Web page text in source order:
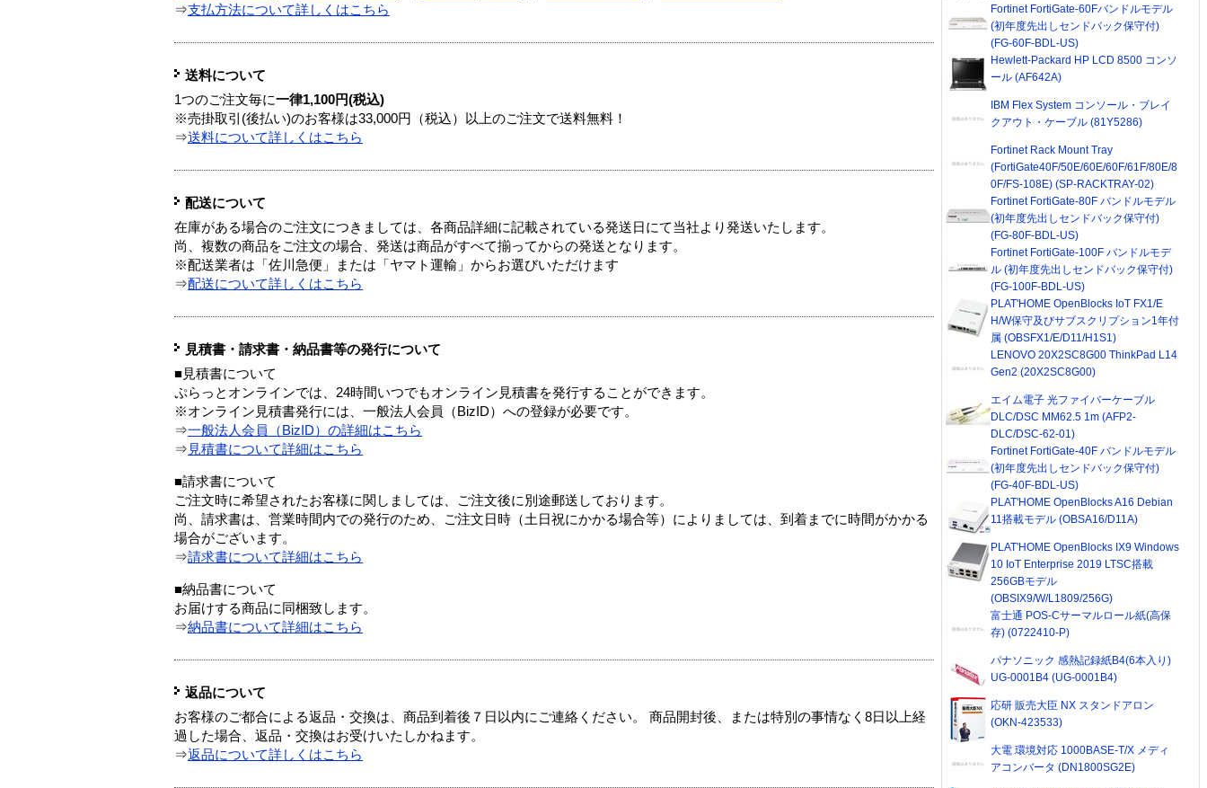
⇒支払方法について詳しくはこちら
送料について
1つのご注文毎に一律1,100円(税込)
※売掛取引(後払い)のお客様は33,000円（税込）以上のご注文で送料無料！
⇒送料について詳しくはこちら
配送について
在庫がある場合のご注文につきましては、各商品詳細に記載されている発送日にて当社より発送いたします。
尚、複数の商品をご注文の場合、発送は商品がすべて揃ってからの発送となります。
※配送業者は「佐川急便」または「ヤマト運輸」からお選びいただけます
⇒配送について詳しくはこちら
見積書・請求書・納品書等の発行について
■見積書について
ぷらっとオンラインでは、24時間いつでもオンライン見積書を発行することができます。
※オンライン見積書発行には、一般法人会員（BizID）への登録が必要です。
⇒一般法人会員（BizID）の詳細はこちら
⇒ 見積書について詳細はこちら
■請求書について
ご注文時に希望されたお客様に関しましては、ご注文後に別途郵送しております。
尚、請求書は、営業時間内での発行のため、ご注文日時（土日祝にかかる場合等）によりましては、到着までに時間がかかる
場合がございます。
⇒請求書について詳細はこちら
■納品書について
お届けする商品に同梱致します。
⇒納品書について詳細はこちら
返品について
お客様のご都合による返品・交換は、商品到着後７日以内にご連絡ください。 商品開封後、または特別の事情なく8日以上経
過した場合、返品・交換はお受けいたしかねます。
⇒返品について詳しくはこちら
Fortinet FortiGate-60Fバンドルモデル
(初年度先出しセンドバック保守付)
(FG-60F-BDL-US)
Hewlett-Packard HP LCD 8500 コンソ
ール (AF642A)
IBM Flex System コンソール・ブレイ
クアウト・ケーブル (81Y5286)
Fortinet Rack Mount Tray
(FortiGate40F/50E/60E/60F/61F/80E/8
0F/FS-108E) (SP-RACKTRAY-02)
Fortinet FortiGate-80F バンドルモデル
(初年度先出しセンドバック保守付)
(FG-80F-BDL-US)
Fortinet FortiGate-100F バンドルモデ
ル (初年度先出しセンドバック保守付)
(FG-100F-BDL-US)
PLAT'HOME OpenBlocks IoT FX1/E
H/W保守及びサブスクリプション1年付
属 (OBSFX1/E/D11/H1S1)
LENOVO 20X2SC8G00 ThinkPad L14
Gen2 (20X2SC8G00)
エイム電子 光ファイバーケーブル
DLC/DSC MM62.5 1m (AFP2-
DLC/DSC-62-01)
Fortinet FortiGate-40F バンドルモデル
(初年度先出しセンドバック保守付)
(FG-40F-BDL-US)
PLAT'HOME OpenBlocks A16 Debian
11搭載モデル (OBSA16/D11A)
PLAT'HOME OpenBlocks IX9 Windows
10 IoT Enterprise 2019 LTSC搭載
256GBモデル
(OBSIX9/W/L1809/256G)
富士通 POS-Cサーマルロール紙(高保
存) (0722410-P)
パナソニック 感熱記録紙B4(6本入り)
UG-0001B4 (UG-0001B4)
応研 販売大臣 NX スタンドアロン
(OKN-423533)
大電 環境対応 1000BASE-T/X メディ
アコンバータ (DN1800SG2E)